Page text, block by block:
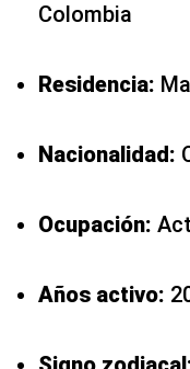
Colombia
Residencia:
Nacionalidad:
Ocupación:
Años activo: